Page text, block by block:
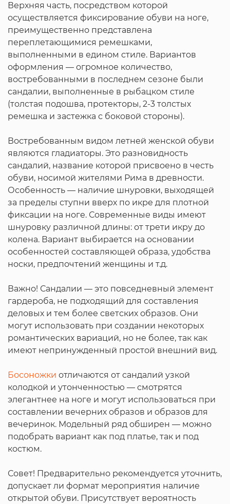
Верхняя часть, посредством которой
осуществляется фиксирование обуви на ноге,
преимущественно представлена
переплетающимися ремешками,
выполненными в едином стиле. Вариантов
оформления — огромное количество,
востребованными в последнем сезоне были
сандалии, выполненные в рыбацком стиле
(толстая подошва, протекторы, 2-3 толстых
ремешка и застежка с боковой стороны).
Востребованным видом летней женской обуви
являются гладиаторы. Это разновидность
сандалий, название которой присвоено в честь
обуви, носимой жителями Рима в древности.
Особенность — наличие шнуровки, выходящей
за пределы ступни вверх по икре для плотной
фиксации на ноге. Современные виды имеют
шнуровку различной длины: от трети икру до
колена. Вариант выбирается на основании
особенностей составляющей образа, удобства
носки, предпочтений женщины и т.д.
Важно! Сандалии — это повседневный элемент
гардероба, не подходящий для составления
деловых и тем более светских образов. Они
могут использовать при создании некоторых
романтических вариаций, но не более, так как
имеют непринужденный простой внешний вид.
Босоножки отличаются от сандалий узкой
колодкой и утонченностью — смотрятся
элегантнее на ноге и могут использоваться при
составлении вечерних образов и образов для
вечеринок. Модельный ряд обширен — можно
подобрать вариант как под платье, так и под
костюм.
Совет! Предварительно рекомендуется уточнить,
допускает ли формат мероприятия наличие
открытой обуви. Присутствует вероятность